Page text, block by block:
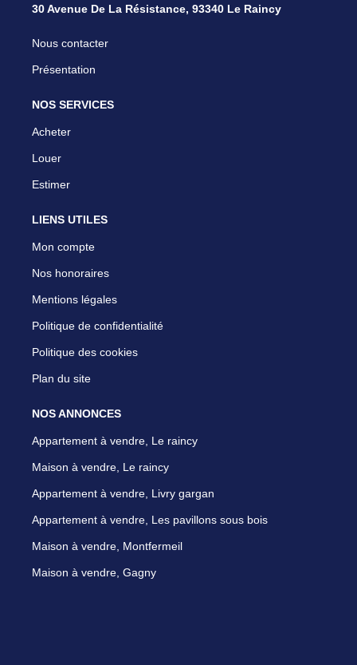
30 Avenue De La Résistance, 93340 Le Raincy
Nous contacter
Présentation
NOS SERVICES
Acheter
Louer
Estimer
LIENS UTILES
Mon compte
Nos honoraires
Mentions légales
Politique de confidentialité
Politique des cookies
Plan du site
NOS ANNONCES
Appartement à vendre, Le raincy
Maison à vendre, Le raincy
Appartement à vendre, Livry gargan
Appartement à vendre, Les pavillons sous bois
Maison à vendre, Montfermeil
Maison à vendre, Gagny